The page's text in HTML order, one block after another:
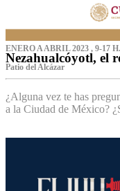
ENERO A ABRIL 2023 , 9-17 H.
Nezahualcóyotl, el
Patio del Alcázar
¿Alguna vez te has
a la Ciudad de México?